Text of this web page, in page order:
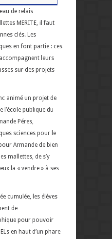
de relais
MERITE, il faut
clés. Les
en font partie : ces
leurs
sur des projets
animé un projet de
l’école publique du
Péres,
sciences pour le
Armande de bien
mallettes, de s’y
la « vendre » à ses
cumulée, les élèves
de
pour pouvoir
en haut d’un phare